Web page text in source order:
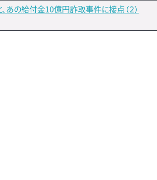
あの給付金10億円詐取事件に接点（２）